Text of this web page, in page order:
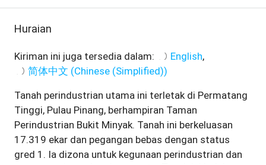
Huraian
Kiriman ini juga tersedia dalam:
English
简体中文 (Chinese (Simplified))
Tanah perindustrian utama ini terletak di Permatang
Tinggi, Pulau Pinang, berhampiran Taman
Perindustrian Bukit Minyak. Tanah ini berkeluasan
17.319 ekar dan pegangan bebas dengan status
gred 1. Ia dizona untuk kegunaan perindustrian dan